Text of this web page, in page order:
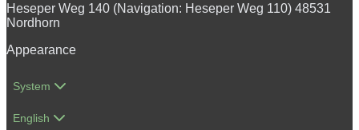
Heseper Weg 140 (Navigation: Heseper Weg 110) 48531
Nordhorn
Appearance
System
English